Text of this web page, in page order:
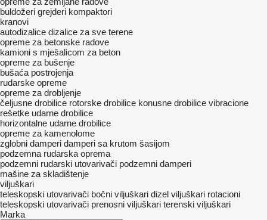
buldožeri grejderi kompaktori
kranovi
autodizalice dizalice za sve terene
opreme za betonske radove
kamioni s mješalicom za beton
opreme za bušenje
bušaća postrojenja
rudarske opreme
opreme za drobljenje
čeljusne drobilice rotorske drobilice konusne drobilice vibracione
rešetke udarne drobilice
horizontalne udarne drobilice
opreme za kamenolome
zglobni damperi damperi sa krutom šasijom
podzemna rudarska oprema
podzemni rudarski utovarivači podzemni damperi
mašine za skladištenje
viljuškari
teleskopski utovarivači bočni viljuškari dizel viljuškari rotacioni
teleskopski utovarivači prenosni viljuškari terenski viljuškari
Marka